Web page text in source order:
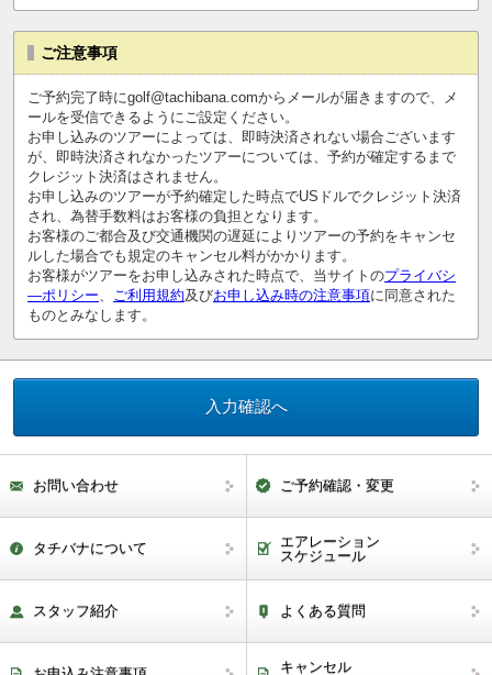
ご注意事項
ご予約完了時にgolf@tachibana.comからメールが届きますので、メ
ールを受信できるようにご設定ください。
お申し込みのツアーによっては、即時決済されない場合ございます
が、即時決済されなかったツアーについては、予約が確定するまで
クレジット決済はされません。
お申し込みのツアーが予約確定した時点でUSドルでクレジット決済
され、為替手数料はお客様の負担となります。
お客様のご都合及び交通機関の遅延によりツアーの予約をキャンセ
ルした場合でも規定のキャンセル料がかかります。
お客様がツアーをお申し込みされた時点で、当サイトのプライバシ
―ポリシー
ご利用規約及びお申し込み時の注意事項に同意された
ものとみなします。
お問い合わせ ご予約確認・変更
タチバナについて
エアレーション
スケジュール
スタッフ紹介 よくある質問
キャンセル